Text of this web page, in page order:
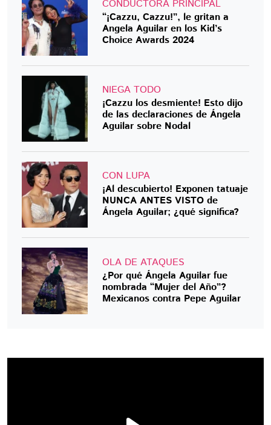
CONDUCTORA PRINCIPAL
“¡Cazzu, Cazzu!”, le gritan a
Angela Aguilar en los Kid’s
Choice Awards 2024
NIEGA TODO
¡Cazzu los desmiente! Esto dijo
de las declaraciones de Ángela
Aguilar sobre Nodal
CON LUPA
¡Al descubierto! Exponen tatuaje
NUNCA ANTES VISTO de
Ángela Aguilar; ¿qué significa?
OLA DE ATAQUES
¿Por qué Ángela Aguilar fue
nombrada “Mujer del Año”?
Mexicanos contra Pepe Aguilar